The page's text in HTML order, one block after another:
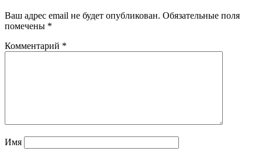
Ваш адрес email не будет опубликован. Обязательные поля
помечены *
Комментарий *
Имя